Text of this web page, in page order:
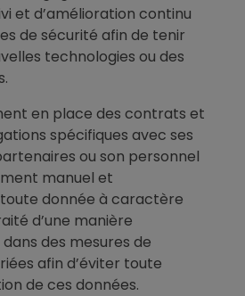
et d’amélioration continu
de sécurité afin de tenir
technologies ou des
en place des contrats et
spécifiques avec ses
ou son personnel
manuel et
donnée à caractère
d’une manière
des mesures de
afin d’éviter toute
de ces données.